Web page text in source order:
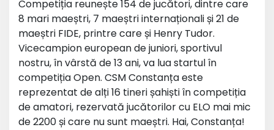
Competiția reunește 154 de jucători, dintre care
8 mari maeștri, 7 maeștri internaționali și 21 de
maeștri FIDE, printre care și Henry Tudor.
Vicecampion european de juniori, sportivul
nostru, în vârstă de 13 ani, va lua startul în
competiția Open. CSM Constanța este
reprezentat de alți 16 tineri șahiști în competiția
de amatori, rezervată jucătorilor cu ELO mai mic
de 2200 și care nu sunt maeștri. Hai, Constanța!